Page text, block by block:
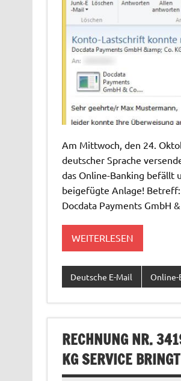
Am Mittwoch, den 24.
deutscher Sprache
das Online-Banking befällt
beigefügte Anlage!
Docdata Payments GmbH
WEITERLESEN
Deutsche E-Mail Online-
RECHNUNG NR.
KG SERVICE